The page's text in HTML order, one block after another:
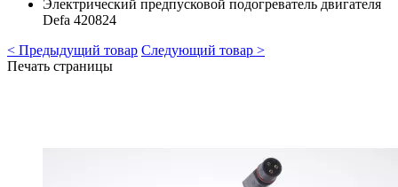
Электрический предпусковой подогреватель двигателя
Defa 420824
< Предыдущий товар Следующий товар >
Печать страницы